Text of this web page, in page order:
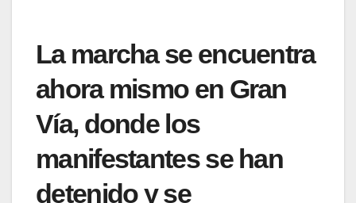
La marcha se encuentra
ahora mismo en Gran
Vía, donde los
manifestantes se han
detenido y se